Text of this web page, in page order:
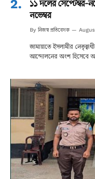
১১ দলের সেপ্টেম্বর-
নভেম্বর
By নিজস্ব প্রতিবেদক
জামায়াতে ইসলামীর
আন্দোলনের অংশ হিসেবে